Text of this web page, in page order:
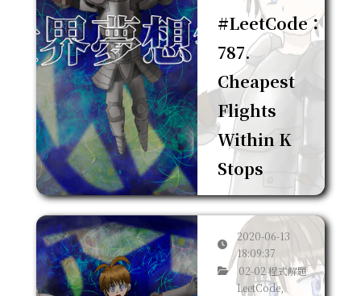
#LeetCode：
787.
Cheapest
Flights
Within K
Stops
2020-06-13
18:09:37
02-02 程式解題
LeetCode,